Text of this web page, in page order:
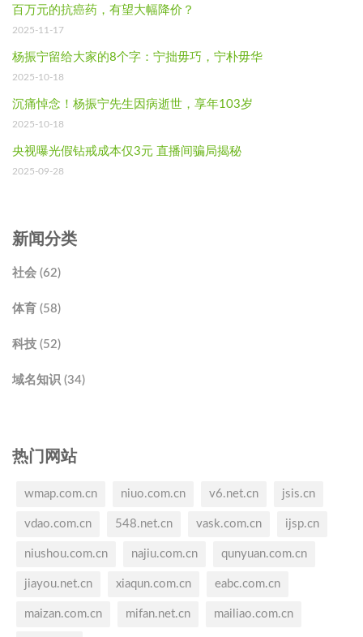
百万元的抗癌药，有望大幅降价？
2025-11-17
杨振宁留给大家的8个字：宁拙毋巧，宁朴毋华
2025-10-18
沉痛悼念！杨振宁先生因病逝世，享年103岁
2025-10-18
央视曝光假钻戒成本仅3元 直播间骗局揭秘
2025-09-28
新闻分类
社会 (62)
体育 (58)
科技 (52)
域名知识 (34)
热门网站
wmap.com.cn niuo.com.cn v6.net.cn jsis.cn
vdao.com.cn 548.net.cn vask.com.cn ijsp.cn
niushou.com.cn najiu.com.cn qunyuan.com.cn
jiayou.net.cn xiaqun.com.cn eabc.com.cn
maizan.com.cn mifan.net.cn mailiao.com.cn